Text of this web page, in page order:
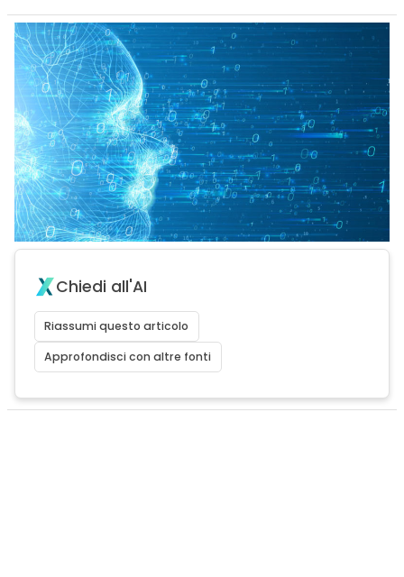
Chiedi all'AI
Riassumi questo articolo
Approfondisci con altre fonti